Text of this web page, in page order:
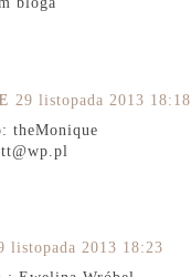
29 listopada 2013 18:18
theMonique
listopada 2013 18:23